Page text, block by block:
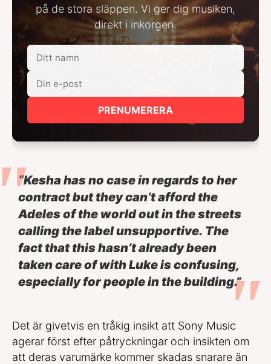
på de stora släppen. Vi ger dig musiken,
direkt i inkorgen.
PRENUMERERA
“Kesha has no case in regards to her
contract but they can’t afford the
Adeles of the world out in the streets
calling the label unsupportive. The
fact that this hasn’t already been
taken care of with Luke is confusing,
especially for people in the building.”
Det är givetvis en tråkig insikt att Sony Music
agerar först efter påtryckningar och insikten om
att deras varumärke kommer skadas snarare än